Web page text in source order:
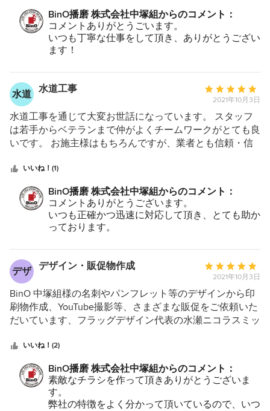
星
5
BinO播磨 株式会社中塚組からのコメント：
コメントありがとうごいます。
いつも丁寧な仕事をして頂き、ありがとうござい
ます！
ます！
水道 水道工事
平
均
評
価：
5
星
2021年10月3日
水道工事を通じて大変お世話になっています。 スタッフ
は若手からベテランまで仲がよくチームワークがとても良
いです。 お施主様はもちろんですが、業者とも信頼・信
く出ているのではと思います。 新しい事にもどんどんチ
ャレンジして最先端をいきながらも、安心感のある会社で
す。
いいね！(1)
BinO播磨 株式会社中塚組からのコメント：
コメントありがとうございます。
いつも正確かつ迅速に対応して頂き、とても助か
っております。
デザ デザイン・販促物作成
平
均
評
価：
5
星
5
2021年10月3日
BinO 中塚組様の名刺やパンフレット等のデザインから印
刷物作成、YouTube撮影等、さまざまな販促をご依頼いた
だいています、フラッグデザイン代表の水瀬ニコラスミッ
長とは青年期からの知り合いで、BinOを展開した時から
お仕事をさせて頂いております。 中塚社長やスタッフ皆
様の住宅に対する知識はもちろん、デザインへのこだわり
や建ててくださるお客様への想いが溢れており、ほんとう
に素晴らしい住宅会社だと思っております。 建てられた
いいね！(2)
BinO播磨 株式会社中塚組からのコメント：
素敵なチラシを作って頂きありがとうございま
す。
弊社の特徴をよく分かって頂いているので、いつ